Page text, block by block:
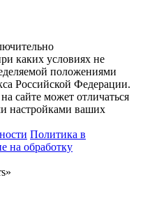
каких условиях не
положениями
Российской Федерации.
сайте может отличаться
настройками ваших
Политика в
на обработку